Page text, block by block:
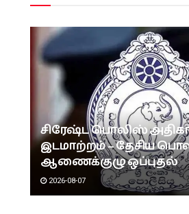
சிரேஷ்ட பொலிஸ்
இடமாற்றம் – தேசிய
ஆணைக்குழு ஒப்புதல்
2026-08-07